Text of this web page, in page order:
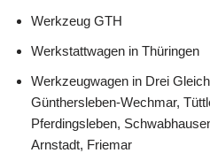
Werkzeug GTH
Werkstattwagen in Thüringen
Werkzeugwagen in Drei
Günthersleben-Wechmar,
Pferdingsleben,
Arnstadt, Friemar